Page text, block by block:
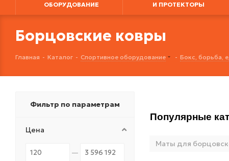
ОБОРУДОВАНИЕ
И ПРОТЕКТОРЫ
Борцовские ковры
Главная - Каталог - Спортивное оборудование - Бокс, борьба,
Популярные
Маты для
Фильтр по параметрам
Цена